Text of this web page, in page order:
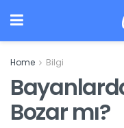
Home Bilgi
Bozar mı?